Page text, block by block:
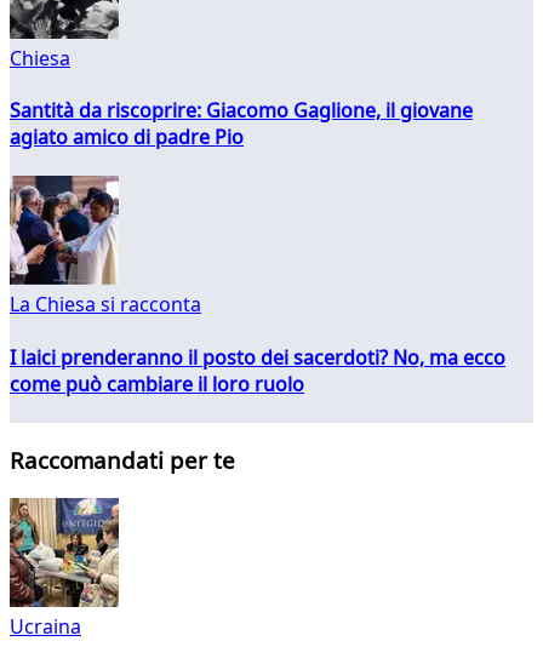
Chiesa
Santità da riscoprire: Giacomo Gaglione, il giovane
agiato amico di padre Pio
La Chiesa si racconta
I laici prenderanno il posto dei sacerdoti? No, ma ecco
come può cambiare il loro ruolo
Raccomandati per te
Ucraina